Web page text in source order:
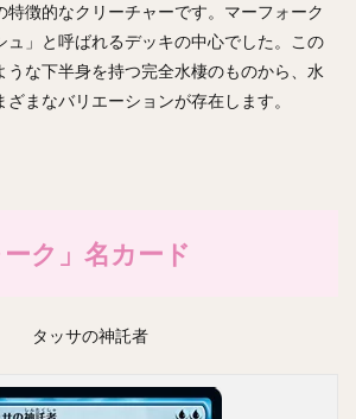
特徴的なクリーチャーです。マーフォーク
ュ」と呼ばれるデッキの中心でした。この
うな下半身を持つ完全水棲のものから、水
まなバリエーションが存在します。
ーク」名カード
タッサの神託者